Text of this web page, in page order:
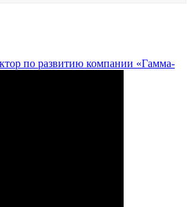
по развитию компании «Гамма-